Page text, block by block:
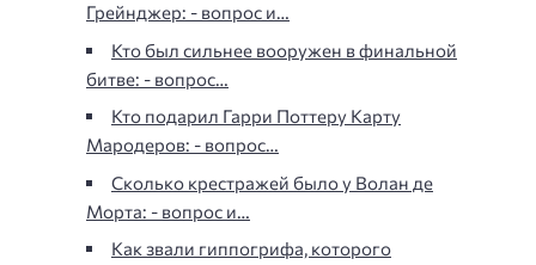
Грейнджер: - вопрос и…
Кто был сильнее вооружен в финальной
битве: - вопрос…
Кто подарил Гарри Поттеру Карту
Мародеров: - вопрос…
Сколько крестражей было у Волан де
Морта: - вопрос и…
Как звали гиппогрифа, которого